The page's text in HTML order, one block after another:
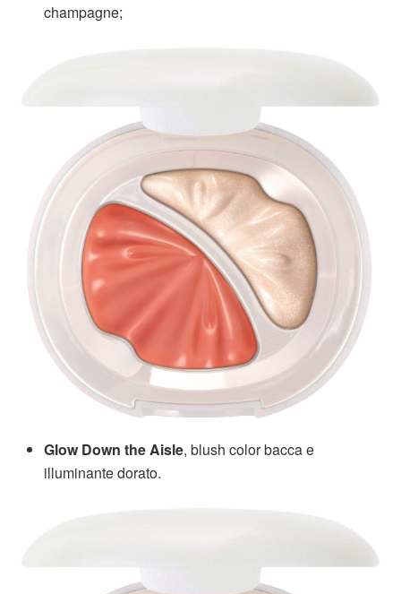
champagne;
Glow Down the Aisle, blush color bacca e
illuminante dorato.